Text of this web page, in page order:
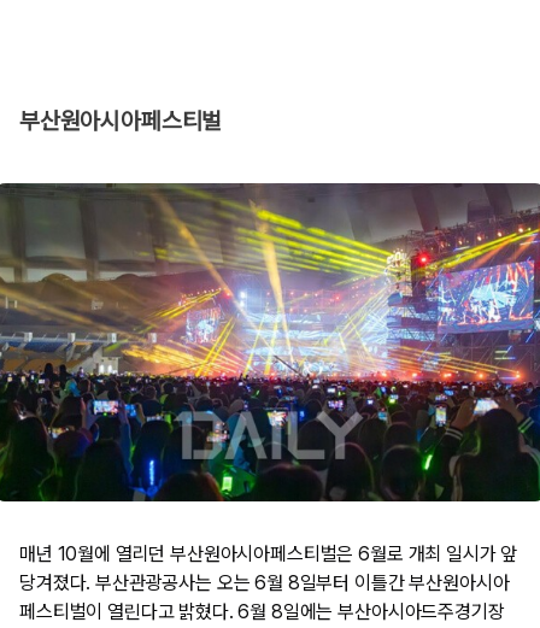
부산원아시아페스티벌
매년 10월에 열리던 부산원아시아페스티벌은 6월로 개최 일시가 앞
당겨졌다. 부산관광공사는 오는 6월 8일부터 이틀간 부산원아시아
페스티벌이 열린다고 밝혔다. 6월 8일에는 부산아시아드주경기장